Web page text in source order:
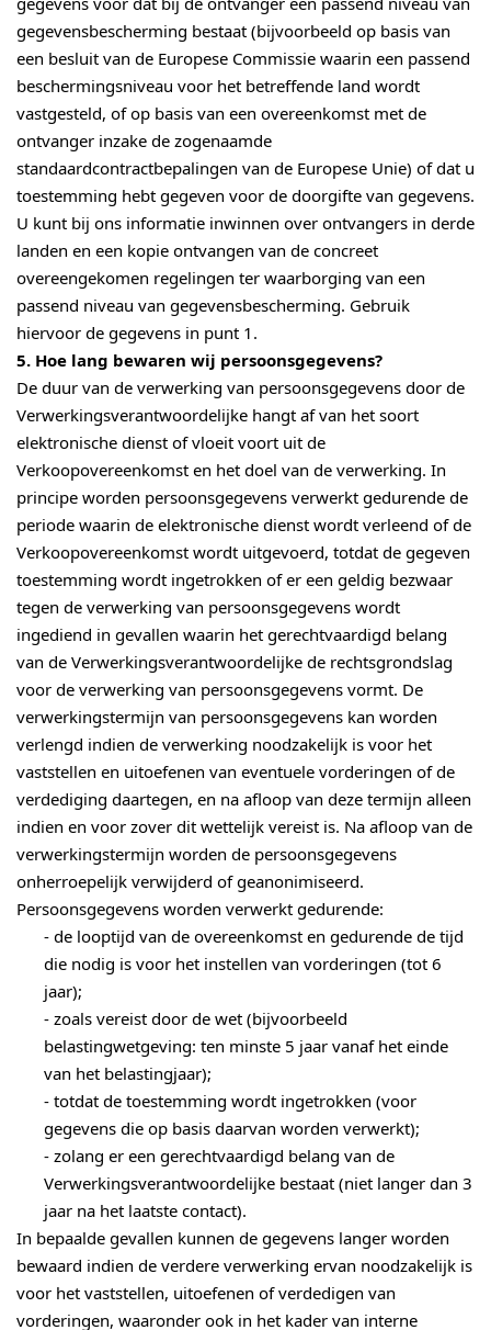
gegevens voor dat bij de ontvanger een passend niveau van
gegevensbescherming bestaat (bijvoorbeeld op basis van
een besluit van de Europese Commissie waarin een passend
beschermingsniveau voor het betreffende land wordt
vastgesteld, of op basis van een overeenkomst met de
ontvanger inzake de zogenaamde
standaardcontractbepalingen van de Europese Unie) of dat u
toestemming hebt gegeven voor de doorgifte van gegevens.
U kunt bij ons informatie inwinnen over ontvangers in derde
landen en een kopie ontvangen van de concreet
overeengekomen regelingen ter waarborging van een
passend niveau van gegevensbescherming. Gebruik
hiervoor de gegevens in punt 1.
5. Hoe lang bewaren wij persoonsgegevens?
De duur van de verwerking van persoonsgegevens door de
Verwerkingsverantwoordelijke hangt af van het soort
elektronische dienst of vloeit voort uit de
Verkoopovereenkomst en het doel van de verwerking. In
principe worden persoonsgegevens verwerkt gedurende de
periode waarin de elektronische dienst wordt verleend of de
Verkoopovereenkomst wordt uitgevoerd, totdat de gegeven
toestemming wordt ingetrokken of er een geldig bezwaar
tegen de verwerking van persoonsgegevens wordt
ingediend in gevallen waarin het gerechtvaardigd belang
van de Verwerkingsverantwoordelijke de rechtsgrondslag
voor de verwerking van persoonsgegevens vormt. De
verwerkingstermijn van persoonsgegevens kan worden
verlengd indien de verwerking noodzakelijk is voor het
vaststellen en uitoefenen van eventuele vorderingen of de
verdediging daartegen, en na afloop van deze termijn alleen
indien en voor zover dit wettelijk vereist is. Na afloop van de
verwerkingstermijn worden de persoonsgegevens
onherroepelijk verwijderd of geanonimiseerd.
Persoonsgegevens worden verwerkt gedurende:
- de looptijd van de overeenkomst en gedurende de tijd
die nodig is voor het instellen van vorderingen (tot 6
jaar);
- zoals vereist door de wet (bijvoorbeeld
belastingwetgeving: ten minste 5 jaar vanaf het einde
van het belastingjaar);
- totdat de toestemming wordt ingetrokken (voor
gegevens die op basis daarvan worden verwerkt);
- zolang er een gerechtvaardigd belang van de
Verwerkingsverantwoordelijke bestaat (niet langer dan 3
jaar na het laatste contact).
In bepaalde gevallen kunnen de gegevens langer worden
bewaard indien de verdere verwerking ervan noodzakelijk is
voor het vaststellen, uitoefenen of verdedigen van
vorderingen, waaronder ook in het kader van interne